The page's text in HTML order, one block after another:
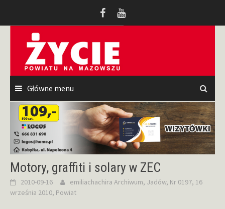
Główne menu
Motory, graffiti i solary w ZEC
2010-09-16 emiliachachira Archiwum, Jadów, Nr 0197, 16
września 2010, Powiat